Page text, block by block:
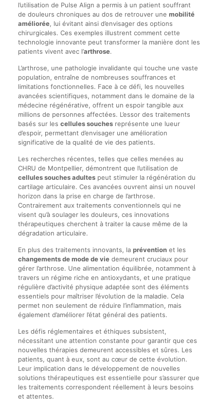
l’utilisation de Pulse Align a permis à un patient souffrant
de douleurs chroniques au dos de retrouver une mobilité
améliorée, lui évitant ainsi d’envisager des options
chirurgicales. Ces exemples illustrent comment cette
technologie innovante peut transformer la manière dont les
patients vivent avec l’arthrose.
L’arthrose, une pathologie invalidante qui touche une vaste
population, entraîne de nombreuses souffrances et
limitations fonctionnelles. Face à ce défi, les nouvelles
avancées scientifiques, notamment dans le domaine de la
médecine régénérative, offrent un espoir tangible aux
millions de personnes affectées. L’essor des traitements
basés sur les cellules souchesreprésente une lueur
d’espoir, permettant d’envisager une amélioration
significative de la qualité de vie des patients.
Les recherches récentes, telles que celles menées au
CHRU de Montpellier, démontrent que l’utilisation de
cellules souches adultespeut stimuler la régénération du
cartilage articulaire. Ces avancées ouvrent ainsi un nouvel
horizon dans la prise en charge de l’arthrose.
Contrairement aux traitements conventionnels qui ne
visent qu’à soulager les douleurs, ces innovations
thérapeutiques cherchent à traiter la cause même de la
dégradation articulaire.
En plus des traitements innovants, la préventionet les
changements de mode de viedemeurent cruciaux pour
gérer l’arthrose. Une alimentation équilibrée, notamment à
travers un régime riche en antioxydants, et une pratique
régulière d’activité physique adaptée sont des éléments
essentiels pour maîtriser l’évolution de la maladie. Cela
permet non seulement de réduire l’inflammation, mais
également d’améliorer l’état général des patients.
Les défis réglementaires et éthiques subsistent,
nécessitant une attention constante pour garantir que ces
nouvelles thérapies demeurent accessibles et sûres. Les
patients, quant à eux, sont au cœur de cette évolution.
Leur implication dans le développement de nouvelles
solutions thérapeutiques est essentielle pour s’assurer que
les traitements correspondent réellement à leurs besoins
et attentes.